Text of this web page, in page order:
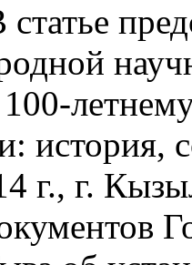
статье
история,
г., г.